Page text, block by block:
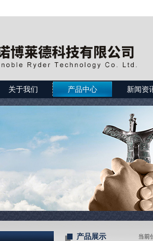
关于我们 产品中心 新闻资
产品展示 当前